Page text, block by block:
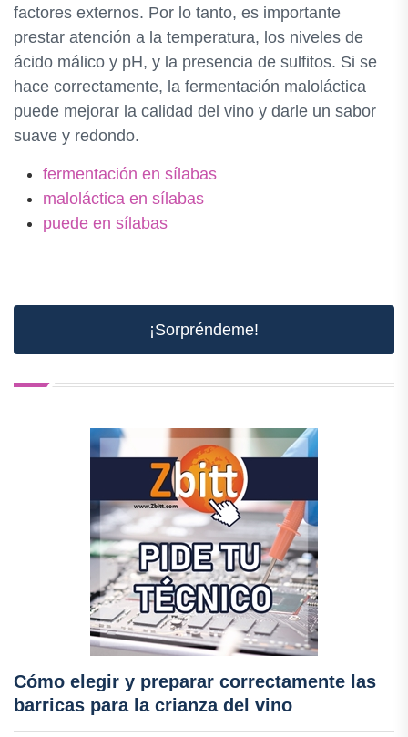
factores externos. Por lo tanto, es importante
prestar atención a la temperatura, los niveles de
ácido málico y pH, y la presencia de sulfitos. Si se
hace correctamente, la fermentación maloláctica
puede mejorar la calidad del vino y darle un sabor
suave y redondo.
fermentación en sílabas
maloláctica en sílabas
puede en sílabas
¡Sorpréndeme!
Cómo elegir y preparar correctamente las
barricas para la crianza del vino